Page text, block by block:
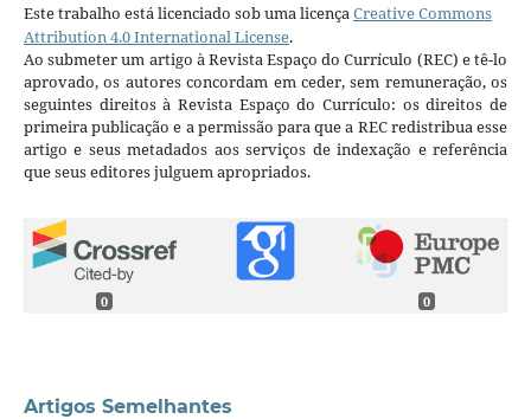
Este trabalho está licenciado sob uma licençaCreative Commons
Attribution 4.0 International License.
Ao submeter um artigo à Revista Espaço do Currículo (REC) e tê-lo
aprovado, os autores concordam em ceder, sem remuneração, os
seguintes direitos à Revista Espaço do Currículo: os direitos de
primeira publicação e a permissão para que a REC redistribua esse
artigo e seus metadados aos serviços de indexação e referência
que seus editores julguem apropriados.
0 0
Artigos Semelhantes